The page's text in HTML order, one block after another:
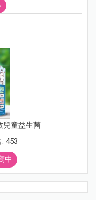
兒童益生菌
453
中